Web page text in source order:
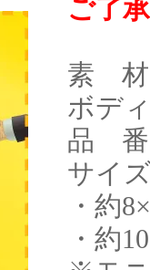
ご了
素 材
ボデ
品 番
サイ
・約
・約